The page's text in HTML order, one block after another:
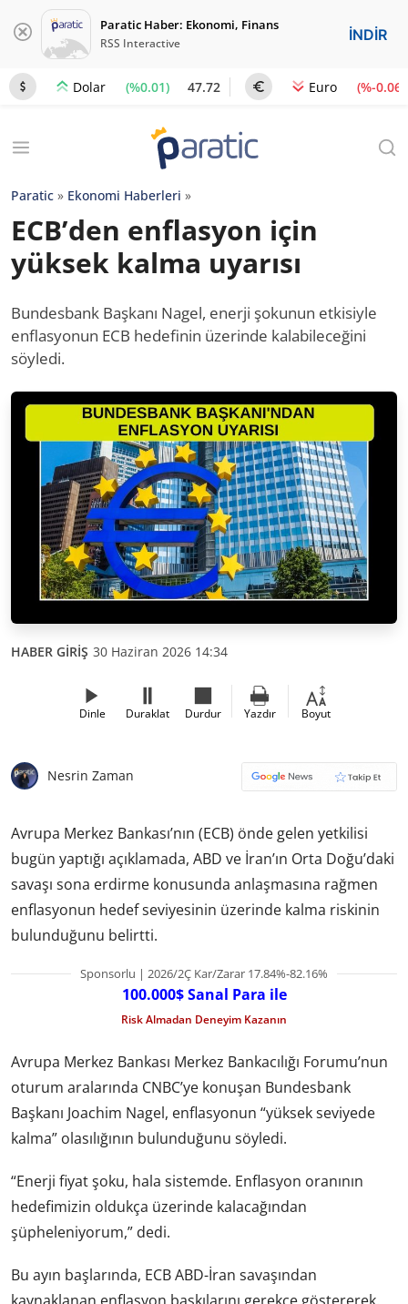
Paratic Haber: Ekonomi, Finans
RSS Interactive İNDİR
Dolar (%0.01) 47.72 Euro (%-0.06)
Paratic » Ekonomi Haberleri »
ECB’den enflasyon için
yüksek kalma uyarısı
Bundesbank Başkanı Nagel, enerji şokunun etkisiyle
enflasyonun ECB hedefinin üzerinde kalabileceğini
söyledi.
HABER GİRİŞ 30 Haziran 2026 14:34
Dinle Duraklat Durdur Yazdır Boyut
Nesrin Zaman
Avrupa Merkez Bankası’nın (ECB) önde gelen yetkilisi
bugün yaptığı açıklamada, ABD ve İran’ın Orta Doğu’daki
savaşı sona erdirme konusunda anlaşmasına rağmen
enflasyonun hedef seviyesinin üzerinde kalma riskinin
bulunduğunu belirtti.
Sponsorlu | 2026/2Ç Kar/Zarar 17.84%-82.16%
100.000$ Sanal Para ile
Risk Almadan Deneyim Kazanın
Avrupa Merkez Bankası Merkez Bankacılığı Forumu’nun
oturum aralarında CNBC’ye konuşan Bundesbank
Başkanı Joachim Nagel, enflasyonun “yüksek seviyede
kalma” olasılığının bulunduğunu söyledi.
“Enerji fiyat şoku, hala sistemde. Enflasyon oranının
hedefimizin oldukça üzerinde kalacağından
şüpheleniyorum,” dedi.
Bu ayın başlarında, ECB ABD-İran savaşından